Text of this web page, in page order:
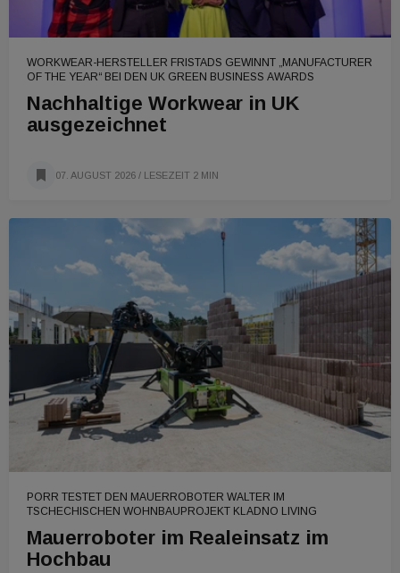
WORKWEAR-HERSTELLER FRISTADS GEWINNT „MANUFACTURER
OF THE YEAR“ BEI DEN UK GREEN BUSINESS AWARDS
Nachhaltige Workwear in UK
ausgezeichnet
07. AUGUST 2026 / LESEZEIT 2 MIN
PORR TESTET DEN MAUERROBOTER WALTER IM
TSCHECHISCHEN WOHNBAUPROJEKT KLADNO LIVING
Mauerroboter im Realeinsatz im
Hochbau